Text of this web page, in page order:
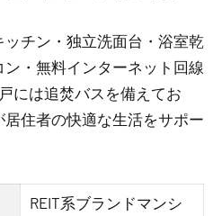
チン・独立洗面台・浴室乾
・無料インターネット回線
には追焚バスを備えてお
住者の快適な生活をサポー
REIT系ブランドマンシ